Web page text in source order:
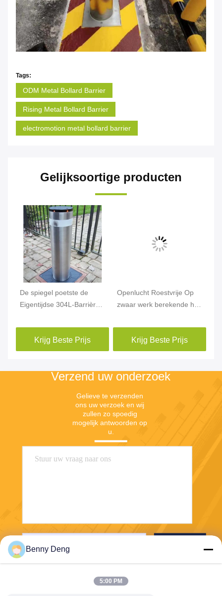
Tags:
ODM Metal Bollard Barrier
Rising Metal Bollard Barrier
electromotion metal bollard barrier
Gelijksoortige producten
De spiegel poetste de
Eigentijdse 304L-Barrière
Krijg Beste Prijs
Openlucht Roestvrije Op
zwaar werk berekende het
Krijg Beste Prijs
Verzend uw onderzoek
Gelieve te verzenden
ons uw verzoek en wij
zullen zo spoedig
mogelijk antwoorden op
u.
Benny Deng
5:00 PM